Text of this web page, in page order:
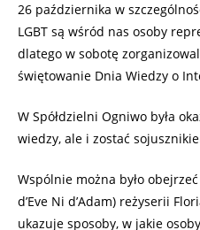
26 października w
LGBT są wśród nas osoby
dlatego w sobotę
świętowanie Dnia Wiedzy o
W Spółdzielni Ogniwo była
wiedzy, ale i zostać
Wspólnie można było
d’Eve Ni d’Adam) reżyserii
ukazuje sposoby, w jakie